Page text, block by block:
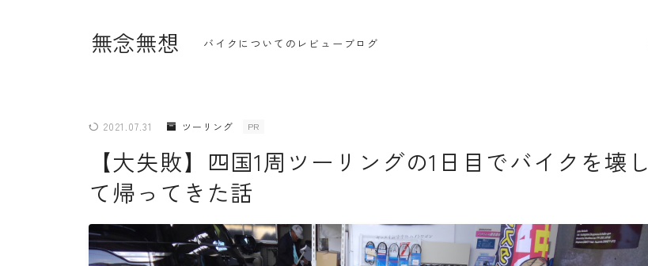
無念無想 バイクについてのレビューブログ
・ホーム
・新着記事一覧
・人気記事ランキング
BB662 DR650SE MT０７ PCX
ハンドルカバー バイク バイクサークル
2021.07.31 ツーリング PR
【大失敗】四国1周ツーリングの1日目でバイクを壊し
て帰ってきた話